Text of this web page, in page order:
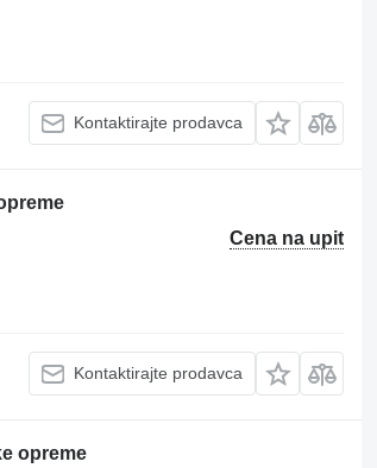
Kontaktirajte prodavca
Cena na upit
Kontaktirajte prodavca
opreme